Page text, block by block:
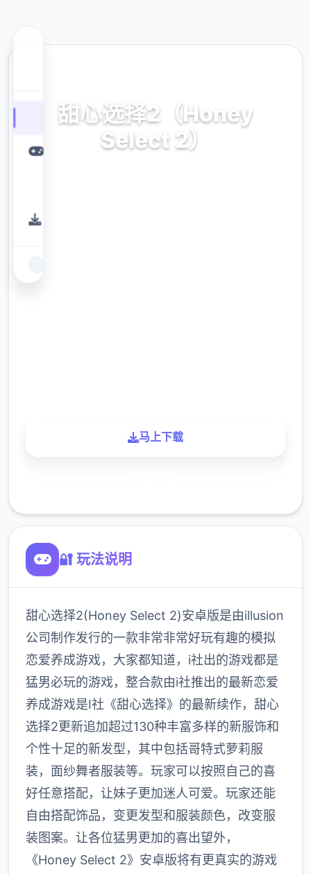
甜心选择2（Honey
Select 2）
马上下载
🔐 玩法说明
甜心选择2(Honey Select 2)安卓版是由illusion
公司制作发行的一款非常非常好玩有趣的模拟
恋爱养成游戏，大家都知道，i社出的游戏都是
猛男必玩的游戏，整合款由i社推出的最新恋爱
养成游戏是I社《甜心选择》的最新续作，甜心
选择2更新追加超过130种丰富多样的新服饰和
个性十足的新发型，其中包括哥特式萝莉服
装，面纱舞者服装等。玩家可以按照自己的喜
好任意搭配，让妹子更加迷人可爱。玩家还能
自由搭配饰品，变更发型和服装颜色，改变服
装图案。让各位猛男更加的喜出望外，
《Honey Select 2》安卓版将有更真实的游戏